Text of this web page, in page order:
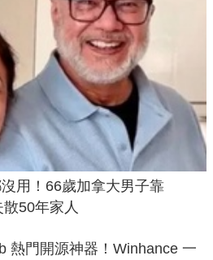
用！66歲加拿大男子靠
50年家人
熱門開源神器！Winhance 一